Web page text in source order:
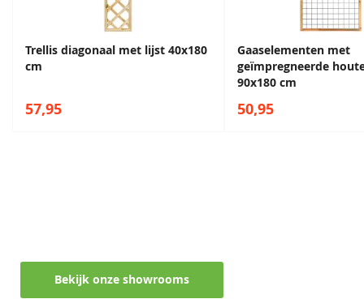
Trellis diagonaal met lijst 40x180
cm
57,95
Gaaselementen met
geïmpregneerde
90x180 cm
50,95
Bekijk onze showrooms